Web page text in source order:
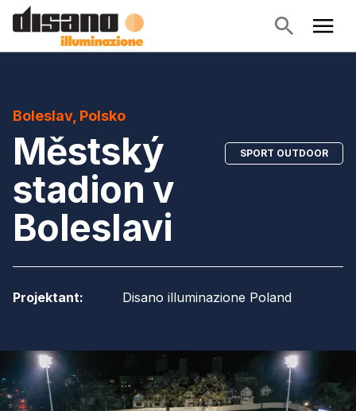
Boleslav, Polsko
Městský
stadion v
Boleslavi
SPORT OUTDOOR
Projektant: Disano illuminazione Poland